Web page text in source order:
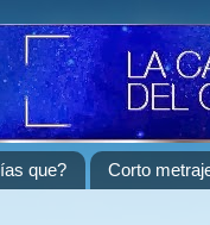
que? Corto